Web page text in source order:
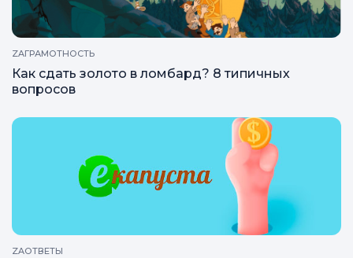
ZAГРАМОТНОСТЬ
Как сдать золото в ломбард? 8 типичных
вопросов
ZAОТВЕТЫ